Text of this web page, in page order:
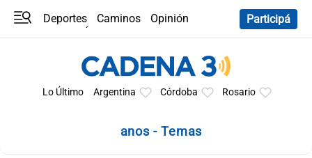
Deportes Caminos
Opinión
Participá
Lo Último Argentina Córdoba Rosario
anos - Temas